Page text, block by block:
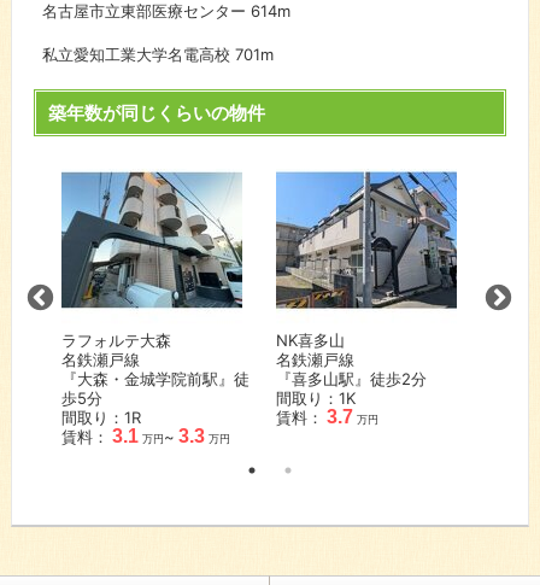
名古屋市立東部医療センター 614m
私立愛知工業大学名電高校 701m
築年数が同じくらいの物件
ラフォルテ大森
名鉄瀬戸線
『大森・金城学院前駅』徒
歩5分
間取り：1R
賃料： 3.1 万円~ 3.3 万円
NK喜多山
名鉄瀬戸線
『喜多山駅』徒歩2分
間取り：1K
賃料： 3.7 万円